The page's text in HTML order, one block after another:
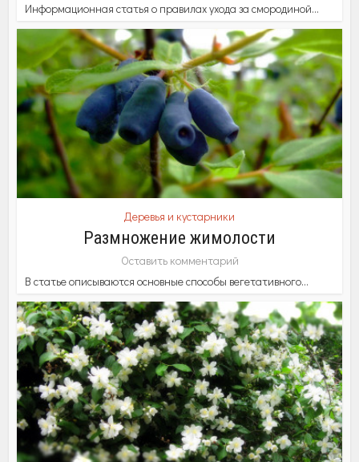
Информационная статья о правилах ухода за смородиной...
Деревья и кустарники
Размножение жимолости
Оставить комментарий
В статье описываются основные способы вегетативного...